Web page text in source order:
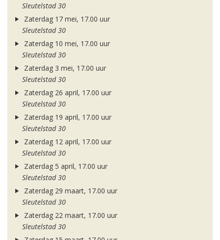
Sleutelstad 30
Zaterdag 17 mei, 17.00 uur
Sleutelstad 30
Zaterdag 10 mei, 17.00 uur
Sleutelstad 30
Zaterdag 3 mei, 17.00 uur
Sleutelstad 30
Zaterdag 26 april, 17.00 uur
Sleutelstad 30
Zaterdag 19 april, 17.00 uur
Sleutelstad 30
Zaterdag 12 april, 17.00 uur
Sleutelstad 30
Zaterdag 5 april, 17.00 uur
Sleutelstad 30
Zaterdag 29 maart, 17.00 uur
Sleutelstad 30
Zaterdag 22 maart, 17.00 uur
Sleutelstad 30